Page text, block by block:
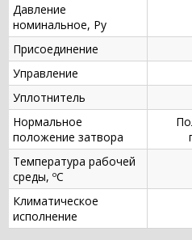
Давление
номинальное, Ру
Присоединение
Управление
Уплотнитель
Нормальное
положение затвора
Температура рабочей
среды, ºС
Климатическое
исполнение